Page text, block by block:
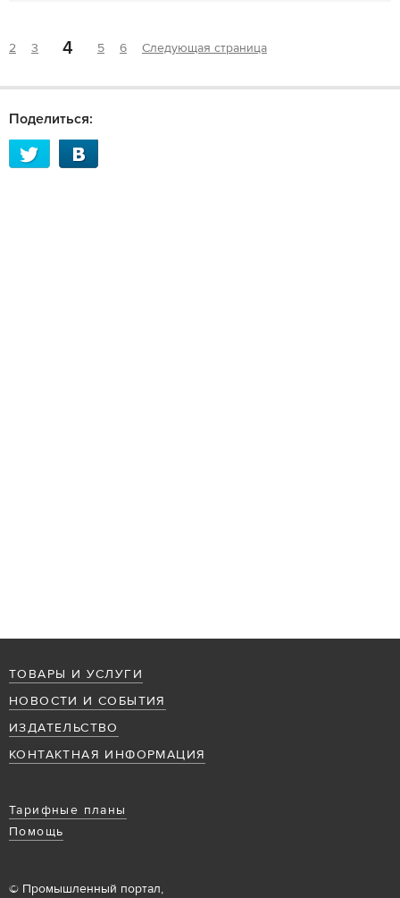
2 3 4 5 6 Следующая страница
Поделиться:
ТОВАРЫ И УСЛУГИ
НОВОСТИ И СОБЫТИЯ
ИЗДАТЕЛЬСТВО
КОНТАКТНАЯ ИНФОРМАЦИЯ
Тарифные планы
Помощь
© Промышленный портал,